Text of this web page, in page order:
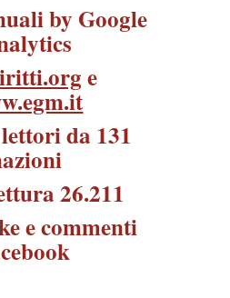
by Google
e
da 131
26.211
e commenti